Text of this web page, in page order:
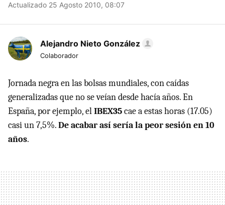
Actualizado 25 Agosto 2010, 08:07
Alejandro Nieto González
Colaborador
Jornada negra en las bolsas mundiales, con caídas
generalizadas que no se veían desde hacía años. En
España, por ejemplo, elIBEX35cae a estas horas (17.05)
casi un 7,5%.De acabar así sería la peor sesión en 10
años.